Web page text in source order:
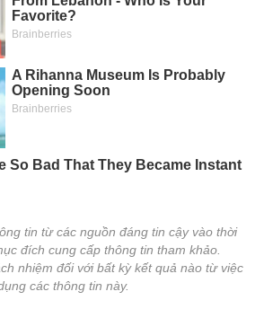
tin từ các nguồn đáng tin cậy vào thời
đích cung cấp thông tin tham khảo.
nhiệm đối với bất kỳ kết quả nào từ việc
các thông tin này.